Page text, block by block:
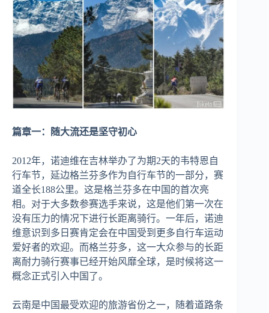
篇章一：随大流还是坚守初心
2012年，诺迪维在吉林举办了为期2天的韦特恩自
行车节，延边格兰芬多作为自行车节的一部分，赛
道全长188公里。这是格兰芬多在中国的首次亮
相。对于大多数参赛选手来说，这是他们第一次在
没有压力的情况下进行长距离骑行。一年后，诺迪
维意识到多日赛肯定会在中国受到更多自行车运动
爱好者的欢迎。而格兰芬多，这一大众参与的长距
离耐力骑行赛事已经开始风靡全球，是时候将这一
概念正式引入中国了。
云南是中国最受欢迎的旅游省份之一，随着道路条